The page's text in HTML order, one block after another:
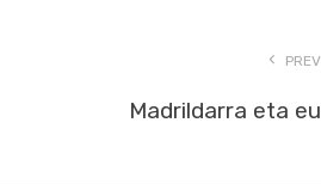
Madrildarra eta